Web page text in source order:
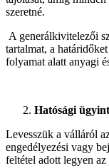
szeretné.
A generálkivitelezői
tartalmat, a
folyamat alatt anyagi
Hatósági
Levesszük a válláról
engedélyezési vagy
feltétel adott legyen az